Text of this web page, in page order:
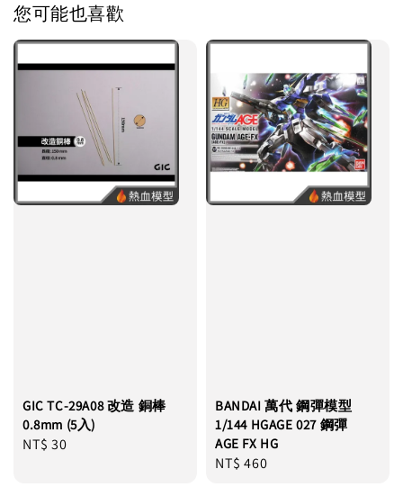
您可能也喜歡
GIC TC-29A08 改造 銅棒
0.8mm (5入)
Regular
NT$ 30
BANDAI 萬代 鋼彈模型
1/144 HGAGE 027 鋼彈
AGE FX HG
Regular
NT$ 460